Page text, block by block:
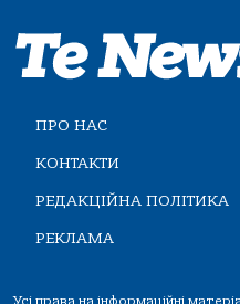
ПРО НАС
КОНТАКТИ
РЕДАКЦІЙНА ПОЛІТИКА
РЕКЛАМА
Усі права на інформаційні